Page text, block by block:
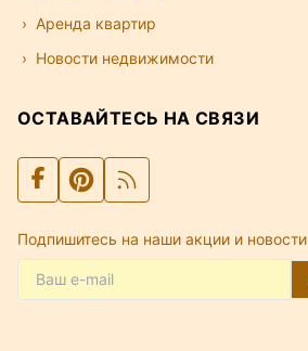
Аренда квартир
Новости недвижимости
ОСТАВАЙТЕСЬ НА СВЯЗИ
Подпишитесь на наши акции и новости